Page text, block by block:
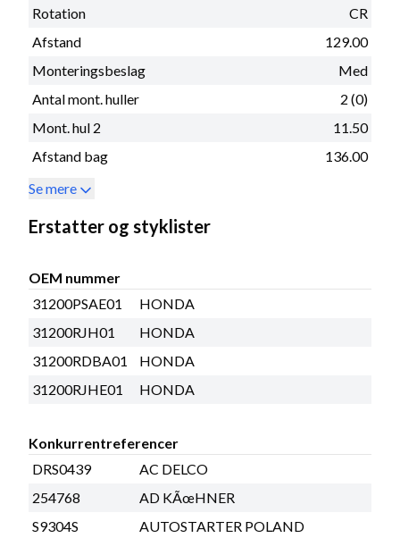
Rotation
CR
Afstand
129.00
Monteringsbeslag
Med
Antal mont. huller
2 (0)
Mont. hul 2
11.50
Afstand bag
136.00
Se mere
Erstatter og styklister
OEM nummer
31200PSAE01
HONDA
31200RJH01
HONDA
31200RDBA01
HONDA
31200RJHE01
HONDA
Konkurrentreferencer
DRS0439
AC DELCO
254768
AD KÃœHNER
S9304S
AUTOSTARTER POLAND